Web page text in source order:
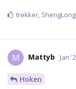
trekker,
M Mattyb Jan
Hoken